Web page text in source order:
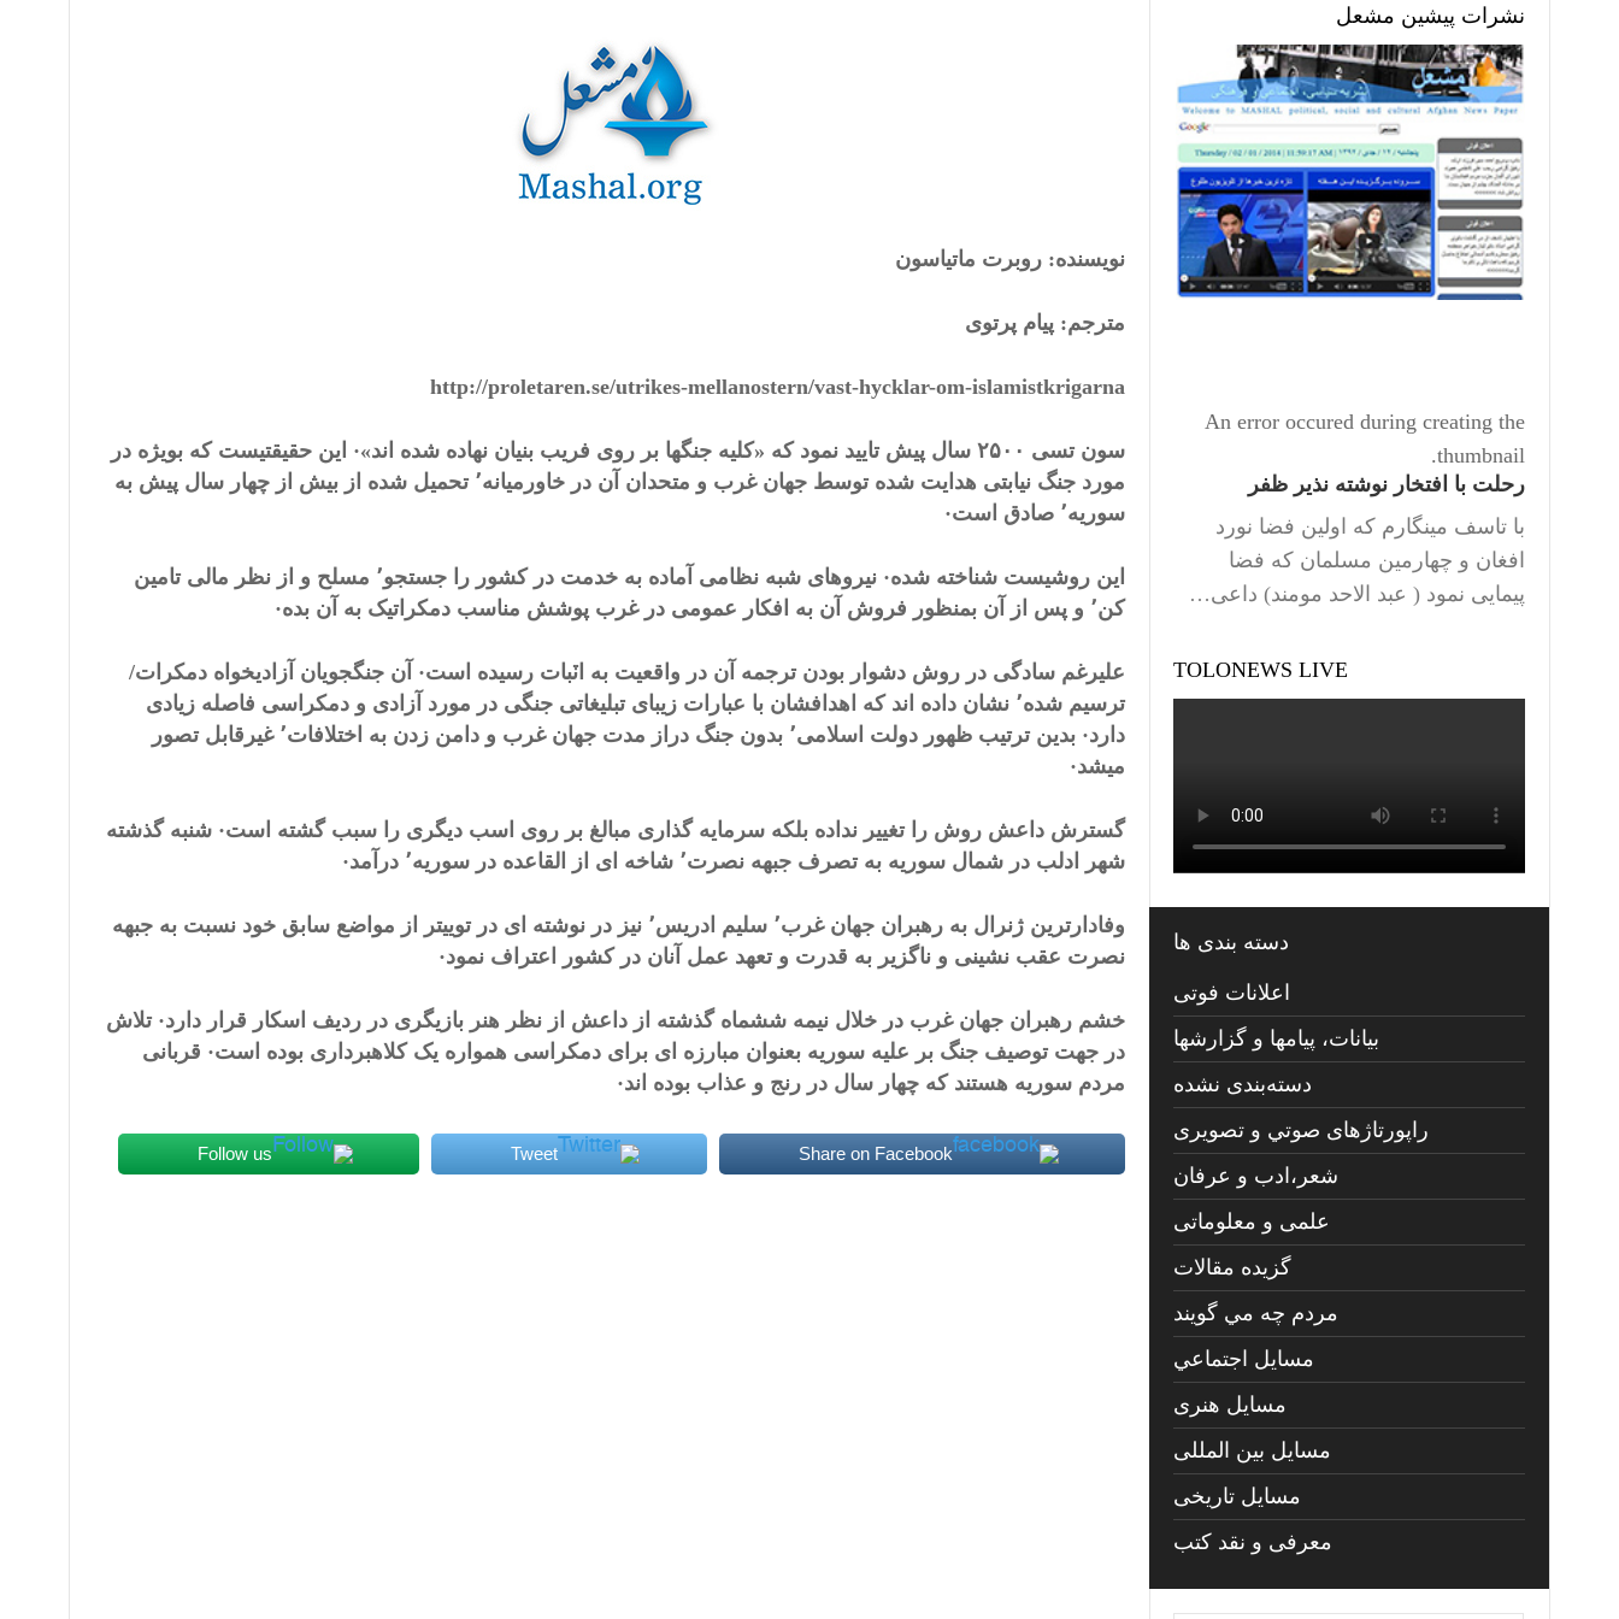
نويسنده: روبرت ماتياسون
مترجم: پيام پرتوى
http://proletaren.se/utrikes-mellanostern/vast-hycklar-om-islamistkrigarna
سون تسى ۲۵۰۰ سال پيش تاييد نمود که «کليه جنگها بر روى فريب بنيان نهاده شده اند»· اين حقيقتيست که بويژه در
مورد جنگ نيابتى هدايت شده توسط جهان غرب و متحدان آن در خاورميانه٬ تحميل شده از بيش از چهار سال پيش به
سوريه٬ صادق است·
اين روشيست شناخته شده· نيروهاى شبه نظامى آماده به خدمت در کشور را جستجو٬ مسلح و از نظر مالى تامين
کن٬ و پس از آن بمنظور فروش آن به افکار عمومى در غرب پوشش مناسب دمکراتيک به آن بده·
عليرغم سادگى در روش دشوار بودن ترجمه آن در واقعيت به اٽبات رسيده است· آن جنگجويان آزاديخواه دمکرات/
ترسيم شده٬ نشان داده اند که اهدافشان با عبارات زيباى تبليغاتى جنگى در مورد آزادى و دمکراسى فاصله زيادى
دارد· بدين ترتيب ظهور دولت اسلامى٬ بدون جنگ دراز مدت جهان غرب و دامن زدن به اختلافات٬ غيرقابل تصور
ميشد·
گسترش داعش روش را تغيير نداده بلکه سرمايه گذارى مبالغ بر روى اسب ديگرى را سبب گشته است· شنبه گذشته
شهر ادلب در شمال سوريه به تصرف جبهه نصرت٬ شاخه اى از القاعده در سوريه٬ درآمد·
وفادارترين ژنرال به رهبران جهان غرب٬ سليم ادريس٬ نيز در نوشته اى در توييتر از مواضع سابق خود نسبت به جبهه
نصرت عقب نشينى و ناگزير به قدرت و تعهد عمل آنان در کشور اعتراف نمود·
خشم رهبران جهان غرب در خلال نيمه ششماه گذشته از داعش از نظر هنر بازيگرى در رديف اسکار قرار دارد· تلاش
در جهت توصيف جنگ بر عليه سوريه بعنوان مبارزه اى براى دمکراسى همواره يک کلاهبردارى بوده است· قربانى
مردم سوريه هستند که چهار سال در رنج و عذاب بوده اند·
Share on Facebook
Tweet
Follow us
نشرات پیشین مشعل
An error occured during creating the
thumbnail.
رحلت با افتخار نوشته نذیر ظفر
با تاسف مینگارم که اولین فضا نورد
افغان و چهارمین مسلمان که فضا
پیمایی نمود ( عبد الاحد مومند) داعی…
TOLONEWS LIVE
دسته بندی ها
اعلانات فوتی
بیانات، پیامها و گزارشها
دسته‌بندی نشده
راپورتاژهای صوتي و تصويری
شعر،ادب و عرفان
علمی و معلوماتی
گزیده مقالات
مردم چه مي گويند
مسايل اجتماعي
مسايل هنری
مسایل بین المللی
مسایل تاریخی
معرفی و نقد کتب